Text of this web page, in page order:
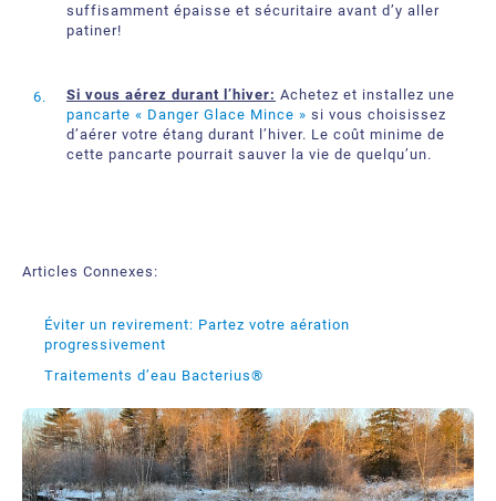
suffisamment épaisse et sécuritaire avant d’y aller
patiner!
Si vous aérez durant l’hiver: Achetez et installez une
pancarte « Danger Glace Mince » si vous choisissez
d’aérer votre étang durant l’hiver. Le coût minime de
cette pancarte pourrait sauver la vie de quelqu’un.
Articles Connexes:
Éviter un revirement: Partez votre aération
progressivement
Traitements d’eau Bacterius®